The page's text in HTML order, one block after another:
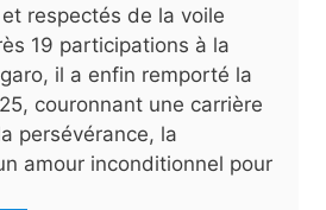
respectés de la voile
19 participations à la
il a enfin remporté la
couronnant une carrière
persévérance, la
amour inconditionnel pour